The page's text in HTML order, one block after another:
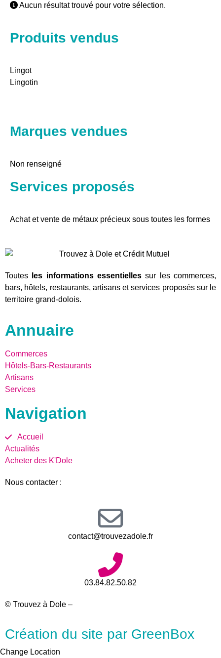
Aucun résultat trouvé pour votre sélection.
Produits vendus
Lingot
Lingotin
Marques vendues
Non renseigné
Services proposés
Achat et vente de métaux précieux sous toutes les formes
Toutes les informations essentielles sur les commerces,
bars, hôtels, restaurants, artisans et services proposés sur le
territoire grand-dolois.
Annuaire
Commerces
Hôtels-Bars-Restaurants
Artisans
Services
Navigation
Accueil
Actualités
Acheter des K'Dole
Nous contacter :
contact@trouvezadole.fr
03.84.82.50.82
© Trouvez à Dole –
Création du site par GreenBox
Change Location